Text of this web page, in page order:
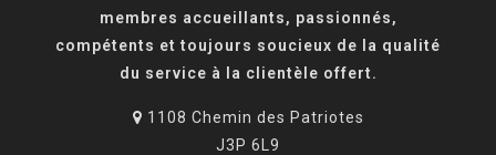
membres accueillants, passionnés,
compétents et toujours soucieux de la qualité
du service à la clientèle offert.
1108 Chemin des Patriotes
J3P 6L9